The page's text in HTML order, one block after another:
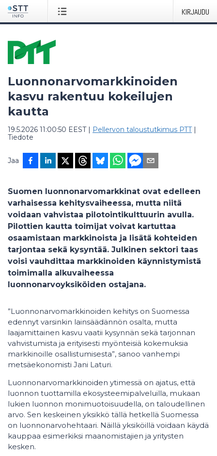
KIRJAUDU
Luonnonarvomarkkinoiden
kasvu rakentuu kokeilujen
kautta
19.5.2026 11:00:50 EEST| Pellervon taloustutkimus PTT |
Tiedote
Jaa
Suomen luonnonarvomarkkinat ovat edelleen
varhaisessa kehitysvaiheessa, mutta niitä
voidaan vahvistaa pilotointikulttuurin avulla.
Pilottien kautta toimijat voivat kartuttaa
osaamistaan markkinoista ja lisätä kohteiden
tarjontaa sekä kysyntää. Julkinen sektori taas
voisi vauhdittaa markkinoiden käynnistymistä
toimimalla alkuvaiheessa
luonnonarvoyksiköiden ostajana.
”Luonnonarvomarkkinoiden kehitys on Suomessa
edennyt varsinkin lainsäädännön osalta, mutta
laajamittainen kasvu vaatii kysynnän sekä tarjonnan
vahvistumista ja erityisesti myönteisiä kokemuksia
markkinoille osallistumisesta”, sanoo vanhempi
metsäekonomisti Jani Laturi.
Luonnonarvomarkkinoiden ytimessä on ajatus, että
luonnon tuottamilla ekosysteemipalveluilla, mukaan
lukien luonnon monimuotoisuudella, on taloudellinen
arvo. Sen keskeinen yksikkö tällä hetkellä Suomessa
on luonnonarvohehtaari. Näillä yksiköillä voidaan käydä
kauppaa esimerkiksi maanomistajien ja yritysten
kesken.